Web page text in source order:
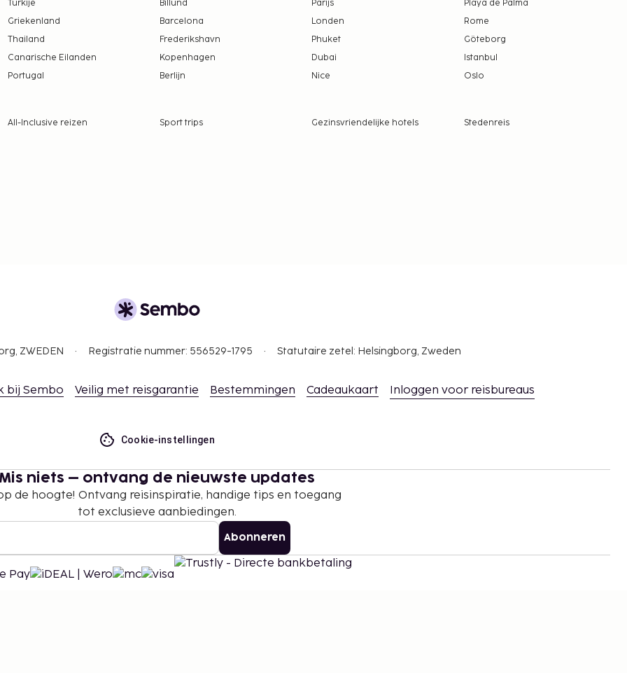
zijn mogelijk
niet
Turkije
Griekenland
Thailand
Canarische Eilanden
Portugal
Billund Parijs
Playa de Palma
Barcelona
Londen
Rome
Frederikshavn
Phuket
Göteborg
Kopenhagen
Dubai
Istanbul
Berlijn
Nice Oslo
All-Inclusive reizen Sport trips Gezinsvriendelijke hotels
Stedenreis
ZWEDEN Registratie nummer: 556529-1795 Statutaire zetel: Helsingborg, Zweden
bij Sembo Veilig met reisgarantie Bestemmingen Cadeaukaart Inloggen voor reisbureaus
Cookie-instellingen
niets – ontvang de nieuwste updates
de hoogte! Ontvang reisinspiratie, handige tips en toegang
tot exclusieve aanbiedingen.
Abonneren